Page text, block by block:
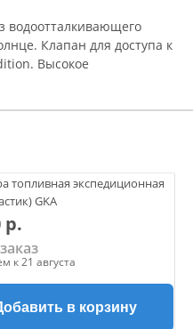
водоотталкивающего
Клапан для доступа к
Высокое
топливная экспедиционная
GKA
р.
к 21 августа
в корзину